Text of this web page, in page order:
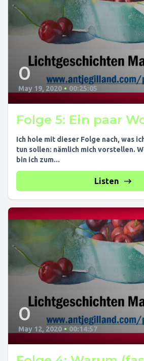
0
May 19, 2020 • 00:25:05
Folge 5: Ein paar
Ich hole mit dieser Folge nach, was
tun sollen: nämlich mich vorstellen.
bin ich zum...
Listen
0
May 12, 2020 • 00:14:57